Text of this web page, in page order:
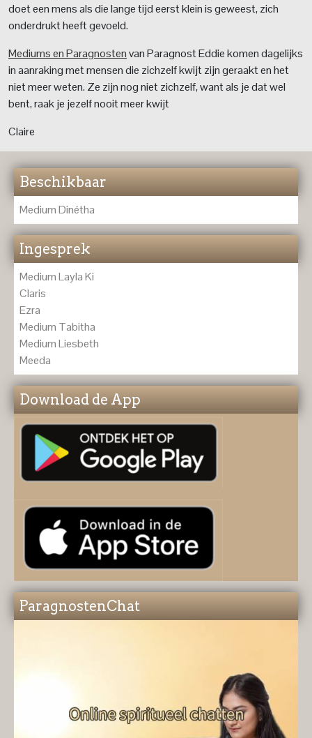
doet een mens als die lange tijd eerst klein is geweest, zich
onderdrukt heeft gevoeld.
Mediums en Paragnostenvan Paragnost Eddie komen dagelijks
in aanraking met mensen die zichzelf kwijt zijn geraakt en het
niet meer weten. Ze zijn nog niet zichzelf, want als je dat wel
bent, raak je jezelf nooit meer kwijt
Claire
Beschikbaar
Medium Dinétha
Ingesprek
Medium Layla Ki
Claris
Ezra
Medium Tabitha
Medium Liesbeth
Meeda
Download de App
ParagnostenChat